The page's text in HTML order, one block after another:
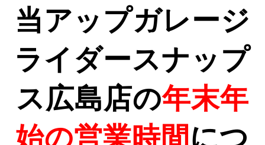
当アップガレージ
ライダースナップ
ス広島店の年末年
始の営業時間 につ